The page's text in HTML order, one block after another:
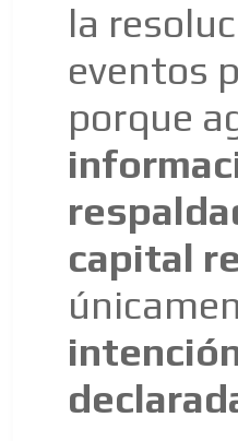
la
eventos
porque
capital